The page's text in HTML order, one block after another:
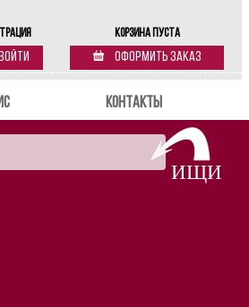
Войти
Корзина пуста
Оформить заказ
Контакты